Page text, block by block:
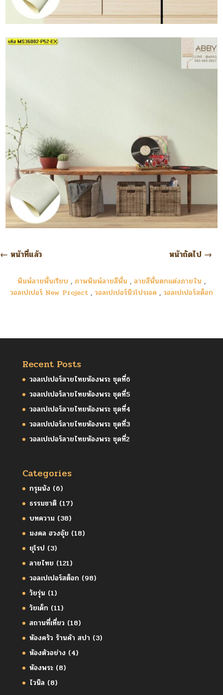
← หน้าที่แล้ว หน้าถัดไป →
พิมพ์ลายพื้นเรียบ , ภาพพิมพ์ลายสีพื้น , ลายสีพื้นตกแต่งภายใน ,
วอลเปเปอร์ New Project , วอลเปเปอร์นิวโปรเจค , วอลเปเปอร์สต็อก
Recent Posts
วอลเปเปอร์ลายไทยห้องพระ ชุดที่6
วอลเปเปอร์ลายไทยห้องพระ ชุดที่5
วอลเปเปอร์ลายไทยห้องพระ ชุดที่4
วอลเปเปอร์ลายไทยห้องพระ ชุดที่3
วอลเปเปอร์ลายไทยห้องพระ ชุดที่2
Categories
กรุผนัง (6)
ธรรมชาติ(17)
บทความ (38)
มงคล ฮวงจุ้ย (18)
ยุโรป (3)
ลายไทย (121)
วอลเปเปอร์สต็อก (98)
วัยรุ่น (1)
วัยเด็ก (11)
สถานที่เที่ยว (18)
ห้องครัว ร้านค้า สปา (3)
ห้องตัวอย่าง (4)
ห้องพระ(8)
ไวนิล (8)